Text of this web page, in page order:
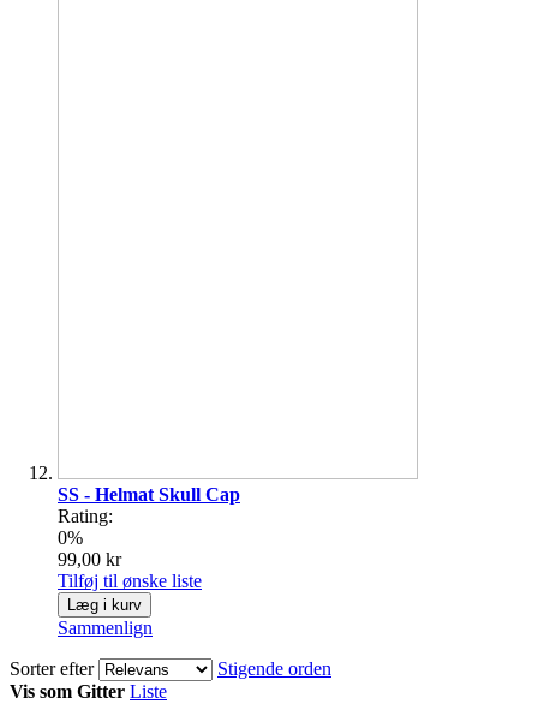
SS - Helmat Skull Cap
Rating:
0%
99,00 kr
Tilføj til ønske liste
Læg i kurv
Sammenlign
Sorter efter
Stigende orden
Vis som Gitter Liste